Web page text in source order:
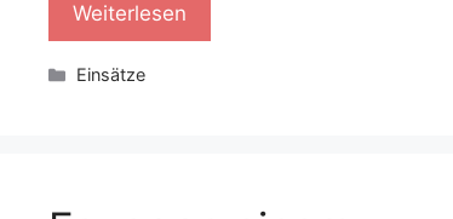
Weiterlesen
Kategorien
Einsätze